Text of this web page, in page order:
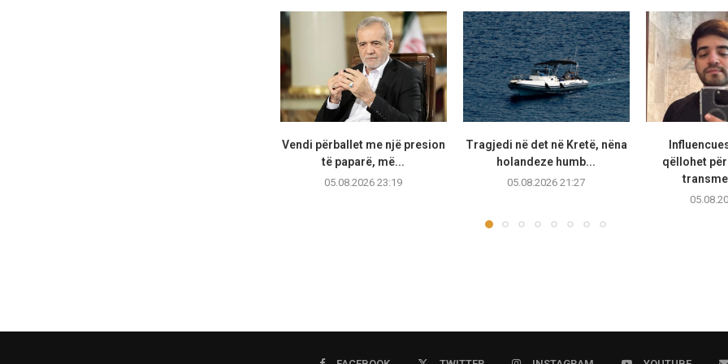
Vendi përballet me një presion
të paparë, më...
05.08.2026 23:19
Tragjedi në det në Kretë, nëna
holandeze humb...
05.08.2026 21:27
qëllohet